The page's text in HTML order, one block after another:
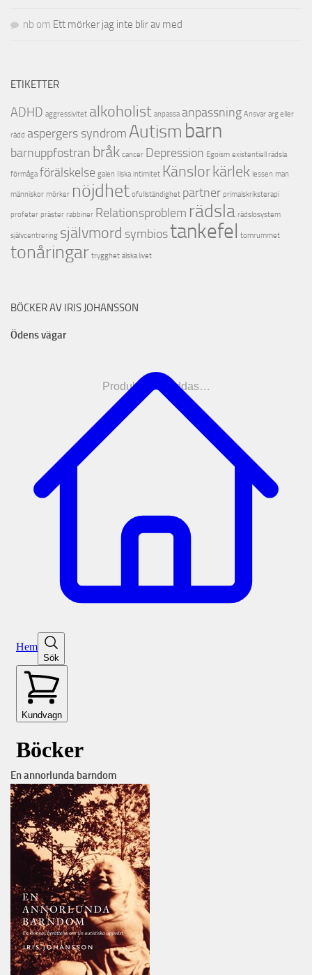
nb om Ett mörker jag inte blir av med
ETIKETTER
ADHD aggressivitet alkoholist anpassa anpassning Ansvar arg eller
rädd aspergers syndromAutism barn
barnuppfostran bråk cancer Depression Egoism existentiell rädsla
förmåga förälskelse galen Ilska intimitet Känslorkärlek lessen man
människor mörker nöjdhet ofullständighet partner primalskriksterapi
profeter präster rabbiner Relationsproblem rädsla rädslosystem
självcentrering självmord symbiostankefel tomrummet
tonåringar trygghet älska livet
BÖCKER AV IRIS JOHANSSON
Ödens vägar
Produkterna laddas…
En annorlunda barndom